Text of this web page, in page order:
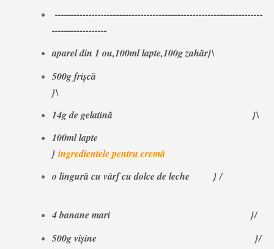
--------------------------------------------------------------------
------------------
aparel din 1 ou,100ml lapte,100g zahăr}\
500g frișcă
}\
14g de gelatină }\
100ml lapte
} ingredientele pentru cremă
o lingură cu vârf cu dolce de leche } /
4 banane mari }/
500g vișine }/